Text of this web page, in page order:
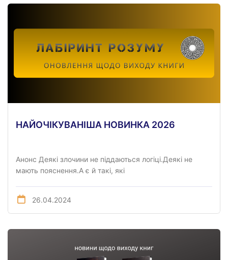
НАЙОЧІКУВАНІША НОВИНКА 2026
Анонс Деякі злочини не піддаються логіці.Деякі не
мають пояснення.А є й такі, які
26.04.2024